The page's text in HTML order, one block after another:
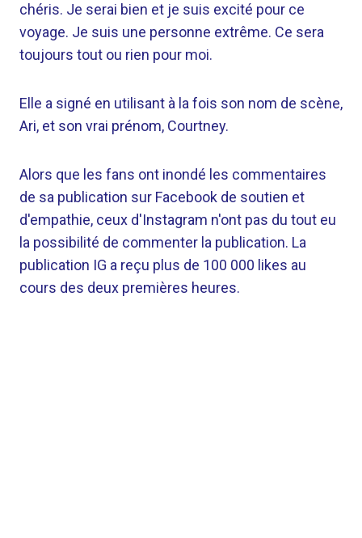
chéris. Je serai bien et je suis excité pour ce
voyage. Je suis une personne extrême. Ce sera
toujours tout ou rien pour moi.
Elle a signé en utilisant à la fois son nom de scène,
Ari, et son vrai prénom, Courtney.
Alors que les fans ont inondé les commentaires
de sa publication sur Facebook de soutien et
d'empathie, ceux d'Instagram n'ont pas du tout eu
la possibilité de commenter la publication. La
publication IG a reçu plus de 100 000 likes au
cours des deux premières heures.